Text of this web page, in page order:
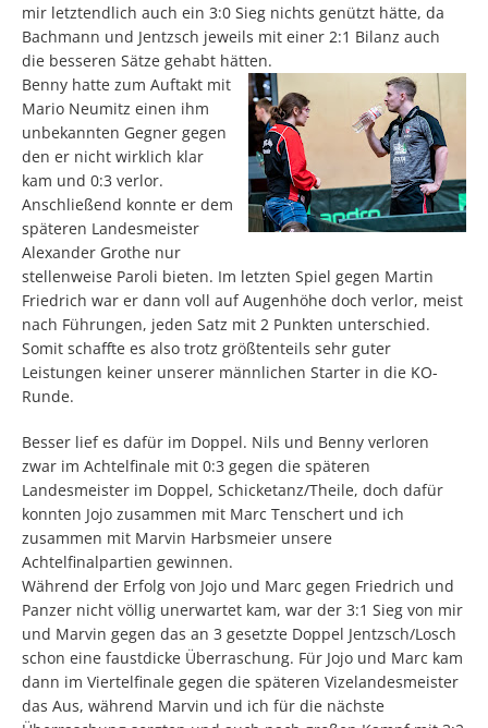
mir letztendlich auch ein 3:0 Sieg nichts genützt hätte, da
Bachmann und Jentzsch jeweils mit einer 2:1 Bilanz auch
die besseren Sätze gehabt hätten.
Benny hatte zum Auftakt mit
Mario Neumitz einen ihm
unbekannten Gegner gegen
den er nicht wirklich klar
kam und 0:3 verlor.
Anschließend konnte er dem
späteren Landesmeister
Alexander Grothe nur
stellenweise Paroli bieten. Im letzten Spiel gegen Martin
Friedrich war er dann voll auf Augenhöhe doch verlor, meist
nach Führungen, jeden Satz mit 2 Punkten unterschied.
Somit schaffte es also trotz größtenteils sehr guter
Leistungen keiner unserer männlichen Starter in die KO-
Runde.
Besser lief es dafür im Doppel. Nils und Benny verloren
zwar im Achtelfinale mit 0:3 gegen die späteren
Landesmeister im Doppel, Schicketanz/Theile, doch dafür
konnten Jojo zusammen mit Marc Tenschert und ich
zusammen mit Marvin Harbsmeier unsere
Achtelfinalpartien gewinnen.
Während der Erfolg von Jojo und Marc gegen Friedrich und
Panzer nicht völlig unerwartet kam, war der 3:1 Sieg von mir
und Marvin gegen das an 3 gesetzte Doppel Jentzsch/Losch
schon eine faustdicke Überraschung. Für Jojo und Marc kam
dann im Viertelfinale gegen die späteren Vizelandesmeister
das Aus, während Marvin und ich für die nächste